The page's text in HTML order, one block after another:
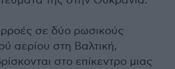
σε δύο ρωσικούς
αερίου στη Βαλτική,
στο επίκεντρο μιας